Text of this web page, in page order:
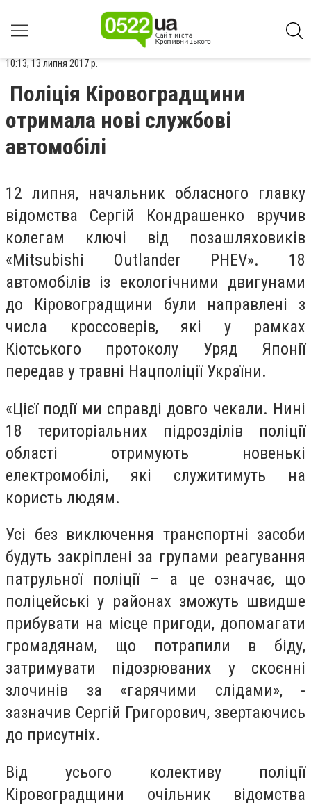
10:13, 13 липня 2017 р.
Поліція Кіровоградщини
отримала нові службові
автомобілі
12 липня, начальник обласного главку
відомства Сергій Кондрашенко вручив
колегам ключі від позашляховиків
«Мitsubishi Outlander PHEV». 18
автомобілів із екологічними двигунами
до Кіровоградщини були направлені з
числа кроссоверів, які у рамках
Кіотського протоколу Уряд Японії
передав у травні Нацполіції України.
«Цієї події ми справді довго чекали. Нині
18 територіальних підрозділів поліції
області отримують новенькі
електромобілі, які служитимуть на
користь людям.
Усі без виключення транспортні засоби
будуть закріплені за групами реагування
патрульної поліції – а це означає, що
поліцейські у районах зможуть швидше
прибувати на місце пригоди, допомагати
громадянам, що потрапили в біду,
затримувати підозрюваних у скоєнні
злочинів за «гарячими слідами», -
зазначив Сергій Григорович, звертаючись
до присутніх.
Від усього колективу поліції
Кіровоградщини очільник відомства